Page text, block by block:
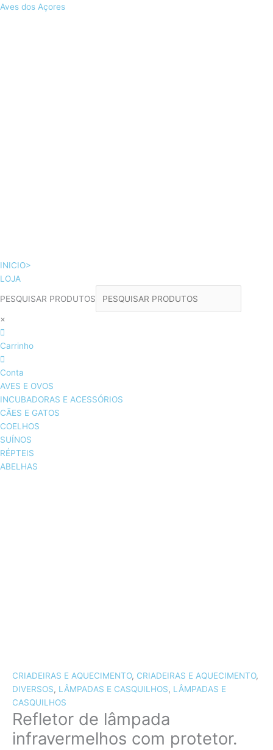
Skip
Aves dos Açores
INICIO>
LOJA
PESQUISAR PRODUTOS
×
Carrinho
Conta
AVES E OVOS
INCUBADORAS E ACESSÓRIOS
CÃES E GATOS
COELHOS
SUÍNOS
RÉPTEIS
ABELHAS
CRIADEIRAS E AQUECIMENTO, CRIADEIRAS E AQUECIMENTO,
DIVERSOS, LÂMPADAS E CASQUILHOS, LÂMPADAS E
CASQUILHOS
Refletor de lâmpada
infravermelhos com protetor.
de
lâmpada
infravermelhos
com
protetor.